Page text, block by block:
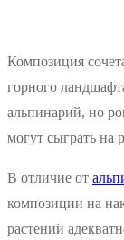
Композиция
горного
альпинарий, но
могут сыграть на
В отличие от
композиции на
растений